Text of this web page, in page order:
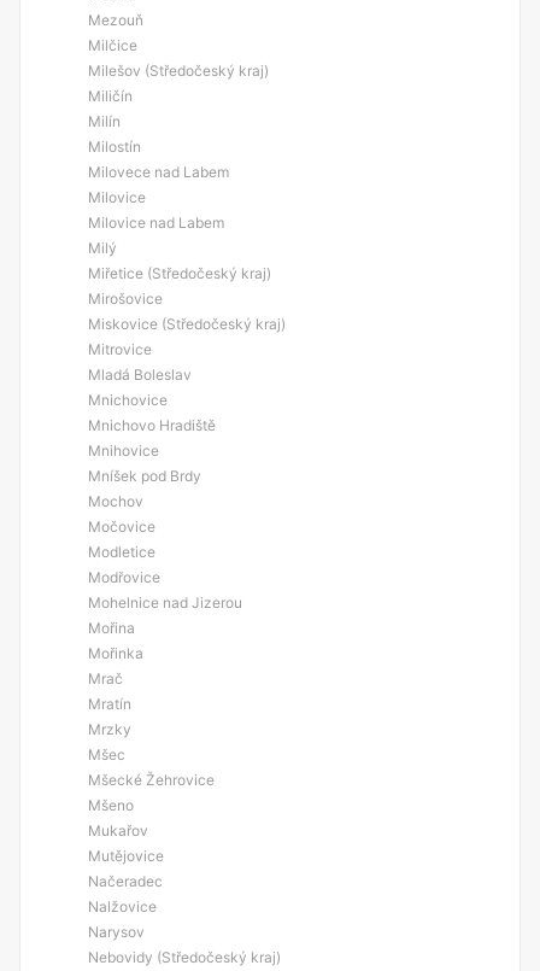
Mezouň
Milčice
Milešov (Středočeský kraj)
Miličín
Milín
Milostín
Milovece nad Labem
Milovice
Milovice nad Labem
Milý
Miřetice (Středočeský kraj)
Mirošovice
Miskovice (Středočeský kraj)
Mitrovice
Mladá Boleslav
Mnichovice
Mnichovo Hradiště
Mnihovice
Mníšek pod Brdy
Mochov
Močovice
Modletice
Modřovice
Mohelnice nad Jizerou
Mořina
Mořinka
Mrač
Mratín
Mrzky
Mšec
Mšecké Žehrovice
Mšeno
Mukařov
Mutějovice
Načeradec
Nalžovice
Narysov
Nebovidy (Středočeský kraj)